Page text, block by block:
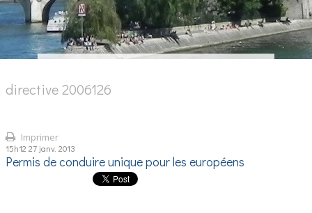
directive 2006126
Imprimer
15h12 27janv. 2013
Permis de conduire unique pour les européens